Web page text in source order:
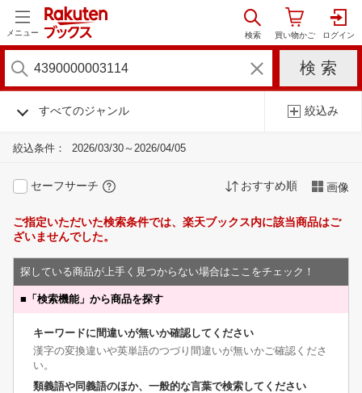
メニュー
すべてのジャンル 絞込み
絞込条件： 2026/03/30～2026/04/05
セーフサーチ おすすめ順 画像
ご指定いただいた検索条件では、楽天ブックス内に該当商品はご
ざいませんでした。
探している商品が上手く見つからない場合はここをチェック！
■ 「検索機能」から商品を探す
キーワードに間違いが無いか確認してください
漢字の変換違いや英単語のつづり間違いが無いかご確認くださ
い。
類義語や同義語のほか、一般的な言葉で検索してください